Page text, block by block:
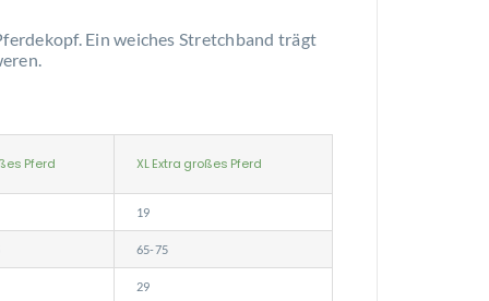
Ein weiches Stretchband trägt
Pferd XL Extra großes Pferd
19
65-75
29